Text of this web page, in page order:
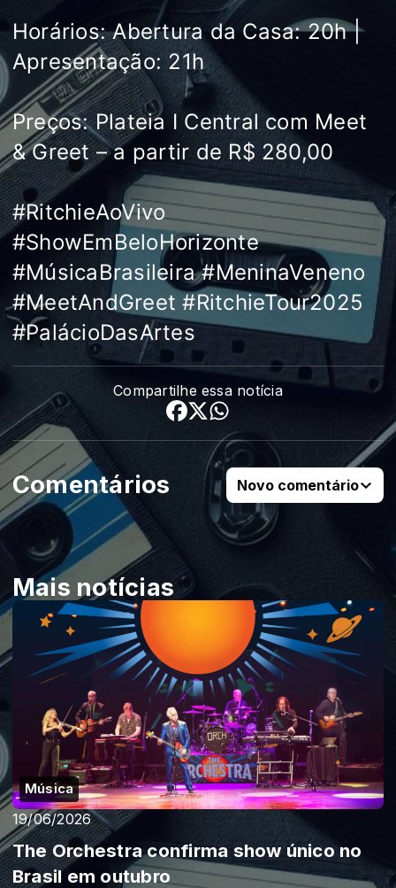
Horários: Abertura da Casa: 20h |
Apresentação: 21h
Preços: Plateia I Central com Meet
& Greet – a partir de R$ 280,00
#RitchieAoVivo
#ShowEmBeloHorizonte
#MúsicaBrasileira #MeninaVeneno
#MeetAndGreet #RitchieTour2025
#PalácioDasArtes
Compartilhe essa notícia
Comentários Novo comentário
Mais notícias
Música
19/06/2026
The Orchestra confirma show único no
Brasil em outubro